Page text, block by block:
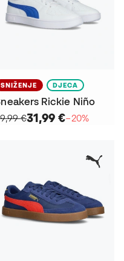
SNIŽENJE DJECA
Rickie Niño
€31,99 €−20%